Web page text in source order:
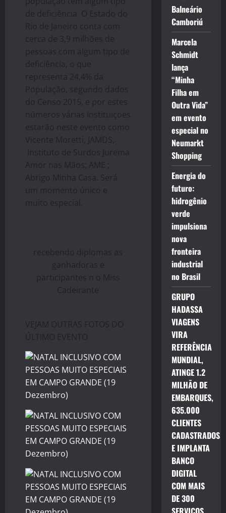
de deficiência. O Estado do
Rio de Janeiro conta com
cerca de 3,9 milhões de
pessoas com algum tipo de
deficiência, o que
representa 24,4% da
População, segundo dados
do Censo 2015, e por estes
números várias Instituiçoes
estarão neste evento como
Vicente Moretti, JAMDS,
Instituto de Surdos Jurema
Amor nas Mãos; AME ;
Abrigo Minha Casa. Será
um momento único e
muito especial.
recebendo diplomas as
ganhadoras e
participantes n o Miss
Cadeirante
VEJAM OUTRAS FOTOS DO
ÚLTIMO EVENTO
Balneário
Camboriú
Marcela
Schmidt
lança
“Minha
Filha em
Outra Vida”
em evento
especial no
Neumarkt
Shopping
Energia do
futuro:
hidrogênio
verde
impulsiona
nova
fronteira
industrial
no Brasil
GRUPO
HADASSA
VIAGENS
VIRA
REFERÊNCIA
MUNDIAL,
ATINGE 1.2
MILHÃO DE
EMBARQUES,
635.000
CLIENTES
CADASTRADOS
E IMPLANTA
BANCO
DIGITAL
COM MAIS
DE 300